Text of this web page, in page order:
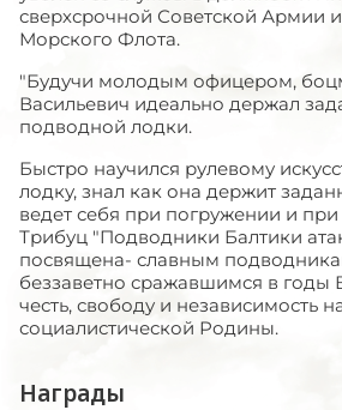
сверхсрочной Советской Армии
Морского Флота.
"Будучи молодым офицером,
Васильевич идеально держал
подводной лодки.
Быстро научился рулевому
лодку, знал как она держит
ведет себя при погружении и
Трибуц "Подводники Балтики
посвящена- славным
беззаветно сражавшимся в годы
честь, свободу и независимость
социалистической Родины.
Награды